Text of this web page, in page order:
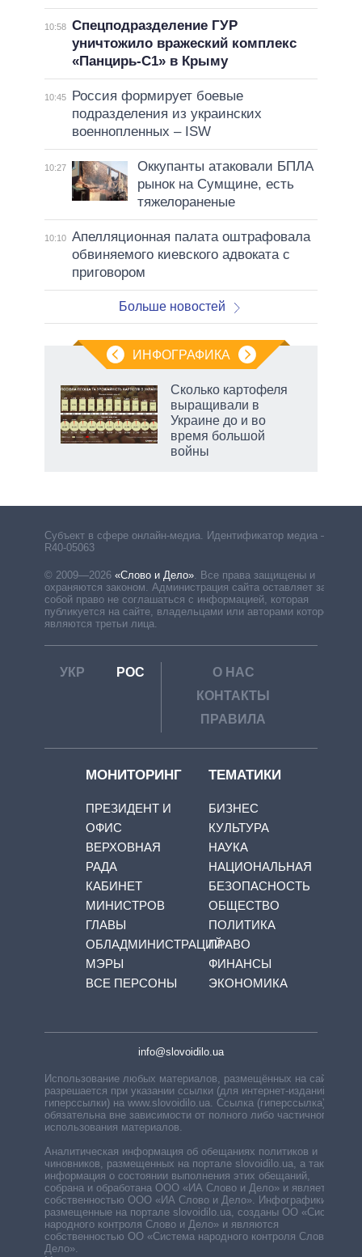
10:58 Спецподразделение ГУР
уничтожило вражеский комплекс
«Панцирь-С1» в Крыму
10:45
Россия формирует боевые
подразделения из украинских
военнопленных – ISW
10:27
Оккупанты атаковали БПЛА
рынок на Сумщине, есть
тяжелораненые
10:10 Апелляционная палата оштрафовала
обвиняемого киевского адвоката с
приговором
Больше новостей
ИНФОГРАФИКА
Сколько картофеля
выращивали в
Украине до и во
время большой
войны
Субъект в сфере онлайн-медиа. Идентификатор медиа –
R40-05063
© 2009—2026 «Слово и Дело». Все права защищены и
охраняются законом. Администрация сайта оставляет за
собой право не соглашаться с информацией, которая
публикуется на сайте, владельцами или авторами которой
являются третьи лица.
УКР РОС
О НАС
КОНТАКТЫ
ПРАВИЛА
МОНИТОРИНГ
ПРЕЗИДЕНТ И
ОФИС
ВЕРХОВНАЯ
РАДА
КАБИНЕТ
МИНИСТРОВ
ГЛАВЫ
ОБЛАДМИНИСТРАЦИЙ
МЭРЫ
ВСЕ ПЕРСОНЫ
ТЕМАТИКИ
БИЗНЕС
КУЛЬТУРА
НАУКА
НАЦИОНАЛЬНАЯ
БЕЗОПАСНОСТЬ
ОБЩЕСТВО
ПОЛИТИКА
ПРАВО
ФИНАНСЫ
ЭКОНОМИКА
info@slovoidilo.ua
Использование любых материалов, размещённых на сайте,
разрешается при указании ссылки (для интернет-изданий —
гиперссылки) на www.slovoidilo.ua. Ссылка (гиперссылка)
обязательна вне зависимости от полного либо частичного
использования материалов.
Аналитическая информация об обещаниях политиков и
чиновников, размещенных на портале slovoidilo.ua, а также
информация о состоянии выполнения этих обещаний,
собрана и обработана ООО «ИА Слово и Дело» и является
собственностью ООО «ИА Слово и Дело». Инфографики,
размещенные на портале slovoidilo.ua, созданы ОО «Система
народного контроля Слово и Дело» и являются
собственностью ОО «Система народного контроля Слово и
Дело».